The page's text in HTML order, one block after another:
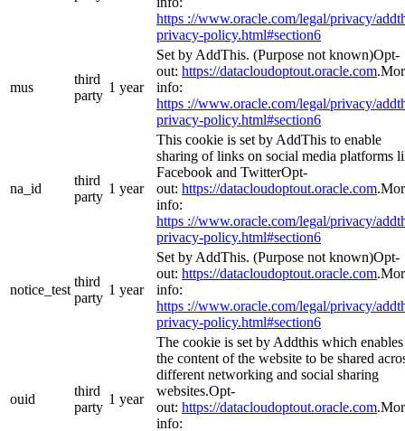
https ://www.oracle.com/legal/privacy/
privacy-policy.html#section6
mus
third
party
1 year
Set by AddThis. (Purpose not known)Opt-
out: https://datacloudoptout.oracle.com
info:
https ://www.oracle.com/legal/privacy/
privacy-policy.html#section6
na_id
third
party
1 year
This cookie is set by AddThis to enable
sharing of links on social media platforms
Facebook and TwitterOpt-
out: https://datacloudoptout.oracle.com
info:
https ://www.oracle.com/legal/privacy/
privacy-policy.html#section6
notice_test
third
party
1 year
Set by AddThis. (Purpose not known)Opt-
out: https://datacloudoptout.oracle.com
info:
https ://www.oracle.com/legal/privacy/
privacy-policy.html#section6
ouid
third
party
1 year
The cookie is set by Addthis which enables
the content of the website to be shared
different networking and social sharing
websites.Opt-
out: https://datacloudoptout.oracle.com
info: